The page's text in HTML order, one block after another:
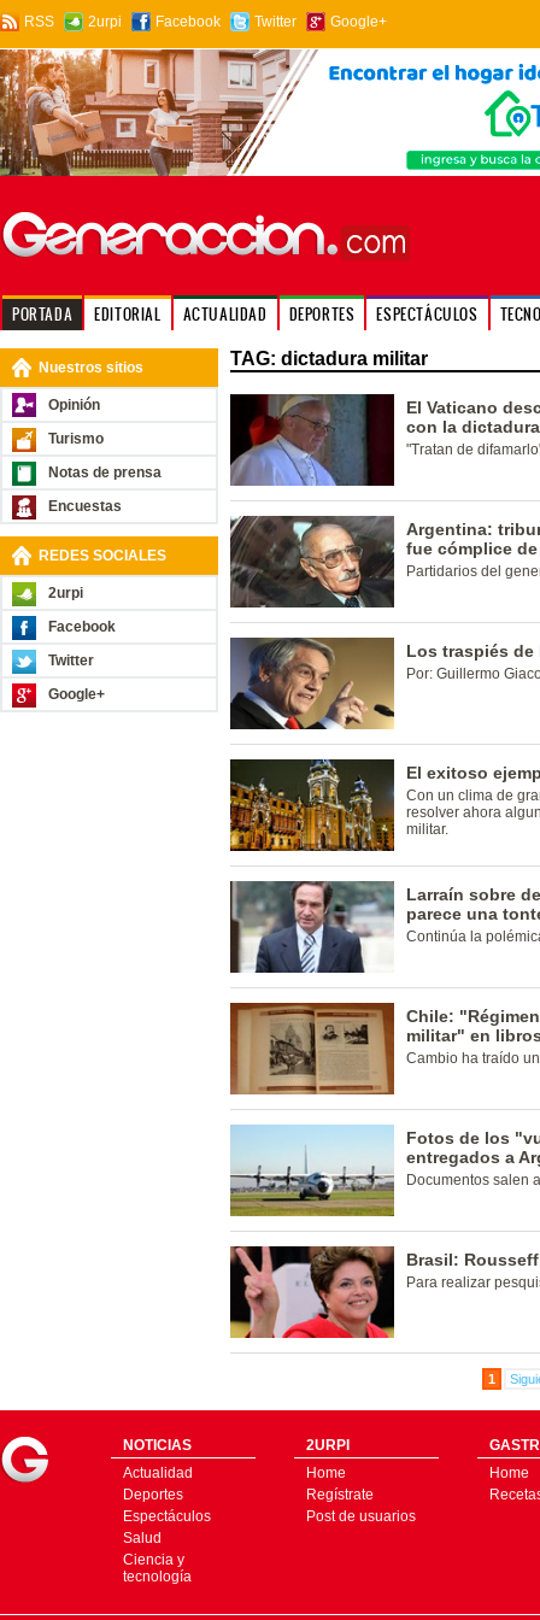
RSS 2urpi Facebook Twitter Google+
PORTADA EDITORIAL ACTUALIDAD DEPORTES ESPECTÁCULOS
Nuestros sitios
Opinión
Turismo
Notas de prensa
Encuestas
REDES SOCIALES
2urpi
Facebook
Twitter
Google+
TAG: dictadura militar
El Vaticano
con la
"Tratan de
Argentina:
fue cómplice
Partidarios del
Los traspiés de
Por: Guillermo
El exitoso
Con un clima de
resolver ahora
militar.
Larraín sobre
parece una
Continúa la
Chile:
militar" en
Cambio ha traído
Fotos de los
entregados a
Documentos salen
Brasil:
Para realizar
1
NOTICIAS
Actualidad
Deportes
Espectáculos
Salud
Ciencia y
tecnología
2URPI
Home
Regístrate
Post de usuarios
Home